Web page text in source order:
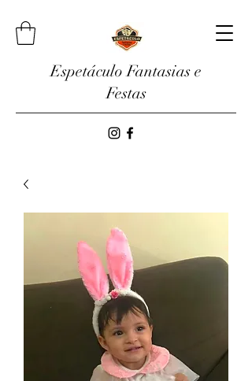
Espetáculo Fantasias e
Festas